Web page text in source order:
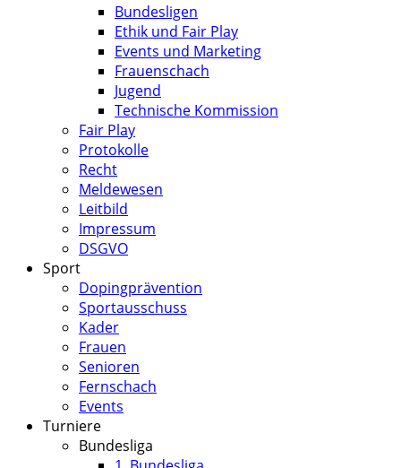
Bundesligen
Ethik und Fair Play
Events und Marketing
Frauenschach
Jugend
Technische Kommission
Fair Play
Protokolle
Recht
Meldewesen
Leitbild
Impressum
DSGVO
Sport
Dopingprävention
Sportausschuss
Kader
Frauen
Senioren
Fernschach
Events
Turniere
Bundesliga